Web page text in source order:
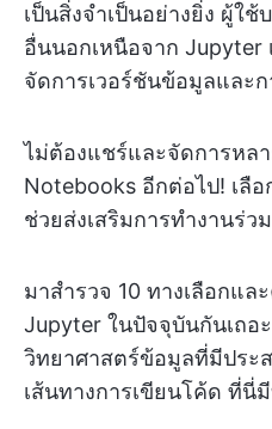
เป็นสิ่งจำเป็นอย่างยิ่ง ผู้ใช้
อื่นนอกเหนือจาก Jupyter
จัดการเวอร์ชันข้อมูลและ
ไม่ต้องแชร์และจัดการหล
Notebooks อีกต่อไป! เลื
ช่วยส่งเสริมการทำงานร่ว
มาสำรวจ 10 ทางเลือกแ
Jupyter ในปัจจุบันกันเถอ
วิทยาศาสตร์ข้อมูลที่มีประ
เส้นทางการเขียนโค้ด ที่นี่